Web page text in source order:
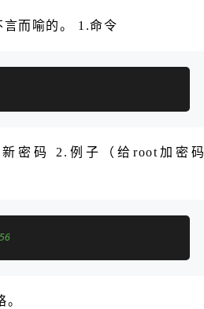
而喻的。 1.命令
密码 2.例子（给root加密码